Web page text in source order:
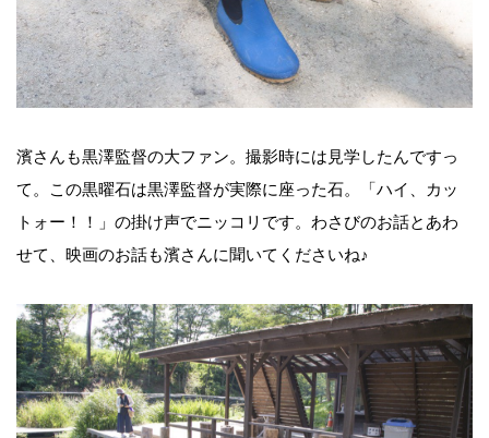
濱さんも黒澤監督の大ファン。撮影時には見学したんですっ
て。この黒曜石は黒澤監督が実際に座った石。「ハイ、カッ
トォー！！」の掛け声でニッコリです。わさびのお話とあわ
せて、映画のお話も濱さんに聞いてくださいね♪